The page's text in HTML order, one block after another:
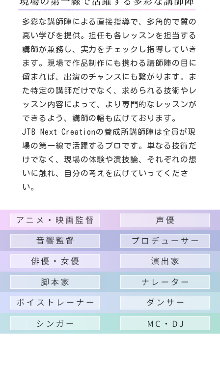
多彩な講師陣による直接指導で、多角的で質の
高い学びを提供。担任も各レッスンを担当する
講師が兼務し、実力をチェックし指導していき
ます。現場で作品制作にも携わる講師陣の目に
留まれば、出演のチャンスにも繋がります。ま
た特定の講師だけでなく、求められる技術やレ
ッスン内容によって、より専門的なレッスンが
できるよう、講師の幅も広げております。
JTB Next Creationの養成所講師陣は全員が現
場の第一線で活躍するプロです。単なる技術だ
けでなく、現場の体験や演技論、それぞれの想
いに触れ、自分の考えを広げていってくださ
い。